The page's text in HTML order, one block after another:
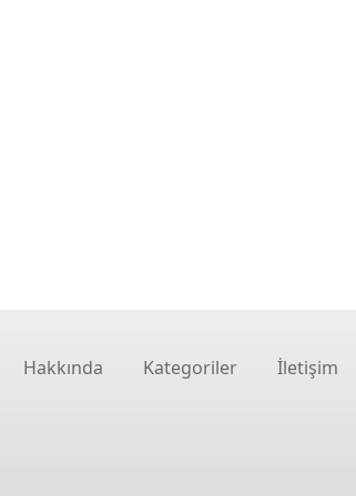
Hakkında Kategoriler İletişim